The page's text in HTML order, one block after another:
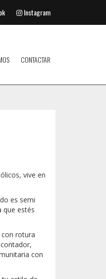
Instagram
CONTACTAR
vive en
es semi
que estés
con rotura
con